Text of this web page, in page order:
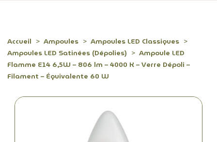
Accueil Ampoules
Ampoules LED Classiques
Ampoules LED Satinées (Dépolies)
Ampoule LED
Flamme E14 6,5W – 806 lm – 4000 K – Verre Dépoli –
Filament – Équivalente 60 W